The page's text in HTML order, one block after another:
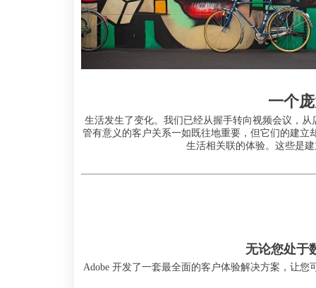
一个
生活发生了变化。我们已经从握手转向视频会议，
管有意义的客户关系一如既往地重要，但它们的建
生活相关联的体验。这些是
无论您处于
Adobe 开发了一套最全面的客户体验解决方案，让